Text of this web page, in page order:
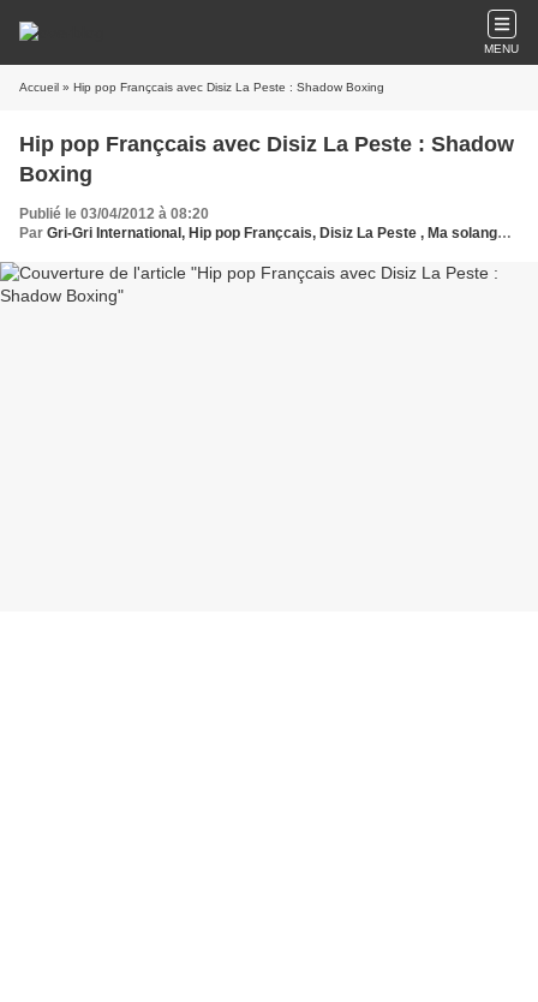
MENU
Accueil » Hip pop Françcais avec Disiz La Peste : Shadow Boxing
Hip pop Françcais avec Disiz La Peste : Shadow
Boxing
Publié le 03/04/2012 à 08:20
Par Gri-Gri International, Hip pop Françcais, Disiz La Peste , Ma solange Oussou